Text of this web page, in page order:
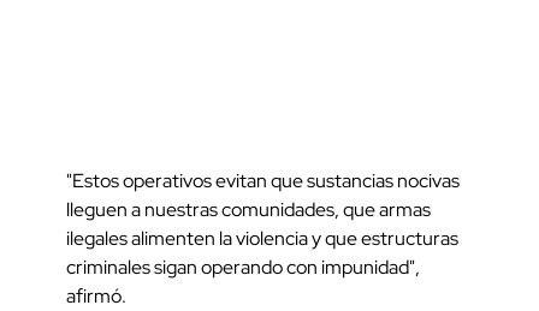
"Estos operativos evitan que sustancias nocivas
lleguen a nuestras comunidades, que armas
ilegales alimenten la violencia y que estructuras
criminales sigan operando con impunidad",
afirmó.